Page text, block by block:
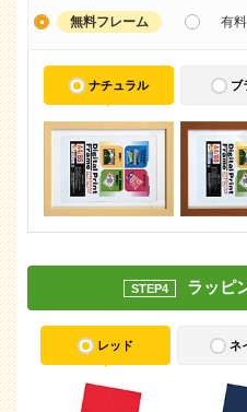
無料フレーム 有
ナチュラル ブ
STEP4 ラッピ
レッド ネ